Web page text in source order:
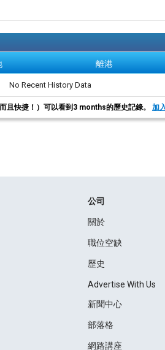
離港
No Recent History Data
且快捷！）可以看到3 months的歷史記錄。加
公司
關於
職位空缺
歷史
Advertise With Us
新聞中心
部落格
網路講座